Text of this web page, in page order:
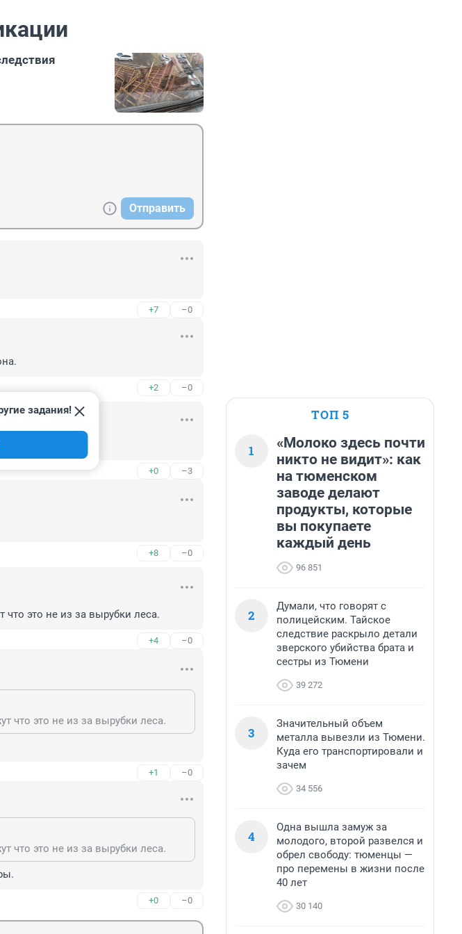
Отправить
+7 –0
+2 –0
+0 –3
задания!
+8 –0
это не из за вырубки леса.
+4 –0
что это не из за вырубки леса.
+1 –0
что это не из за вырубки леса.
+0 –0
ТОП 5
1
«Молоко здесь почти
никто не видит»: как
на тюменском
заводе делают
продукты, которые
вы покупаете
каждый день
96 851
2
Думали, что говорят с
полицейским. Тайское
следствие раскрыло детали
зверского убийства брата и
сестры из Тюмени
39 272
3
Значительный объем
металла вывезли из Тюмени.
Куда его транспортировали и
зачем
34 556
4
Одна вышла замуж за
молодого, второй развелся и
обрел свободу: тюменцы —
про перемены в жизни после
40 лет
30 140